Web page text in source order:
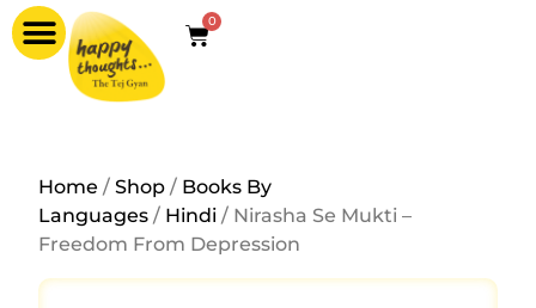
0
Home /Shop / Books By
Languages / Hindi / Nirasha Se Mukti –
Freedom From Depression